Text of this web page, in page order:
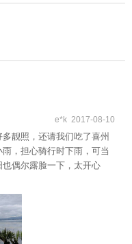
e*k 2017-08-10
靓照，还请我们吃了喜州
，担心骑行时下雨，可当
偶尔露脸一下，太开心